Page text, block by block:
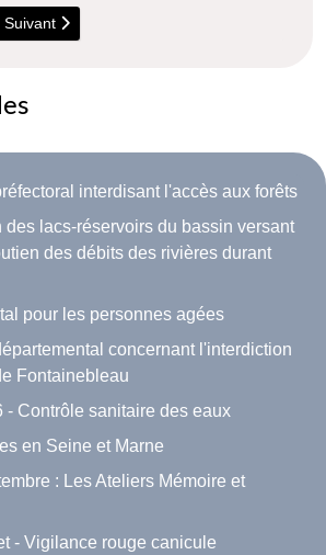
: 5 Juillet - Visite du parc Boussard (Lardy)
Article suivant : Novembre - Soutien pour
Suivant
interdisant l'accès aux forêts
des lacs-réservoirs du bassin versant
des débits des rivières durant
pour les personnes agées
concernant l'interdiction
Fontainebleau
- Contrôle sanitaire des eaux
en Seine et Marne
: Les Ateliers Mémoire et
- Vigilance rouge canicule